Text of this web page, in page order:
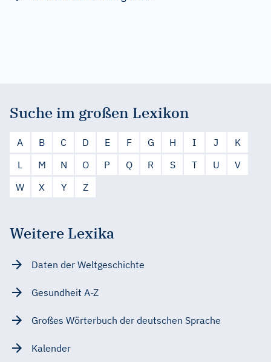
Suche im großen Lexikon
A B C D E F G H I J
K
L
M N O P Q R S T U
V
W
X Y Z
Weitere Lexika
Daten der Weltgeschichte
Gesundheit A-Z
Großes Wörterbuch der deutschen Sprache
Kalender